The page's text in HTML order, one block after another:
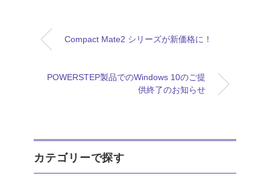
Compact Mate2 シリーズが新価格に！
POWERSTEP製品でのWindows 10のご提
供終了のお知らせ
カテゴリーで探す